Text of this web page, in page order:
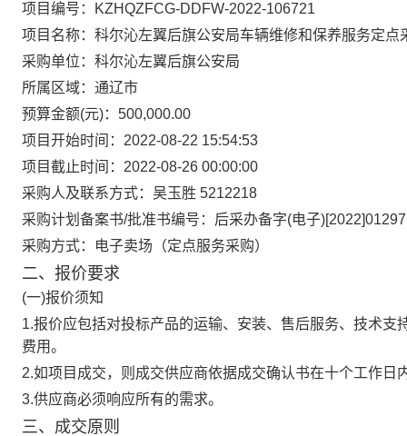
项目编号：KZHQZFCG-DDFW-2022-106721
项目名称：科尔沁左翼后旗公安局车辆维修和保养服务定点
采购单位：科尔沁左翼后旗公安局
所属区域：通辽市
预算金额(元)：500,000.00
项目开始时间：2022-08-22 15:54:53
项目截止时间：2022-08-26 00:00:00
采购人及联系方式：吴玉胜 5212218
采购计划备案书/批准书编号：后采办备字(电子
采购方式：电子卖场（定点服务采购）
二、报价要求
(一)报价须知
1.报价应包括对投标产品的运输、安装、售后服务、技术
费用。
2.如项目成交，则成交供应商依据成交确认书在十个工作日
3.供应商必须响应所有的需求。
三、成交原则